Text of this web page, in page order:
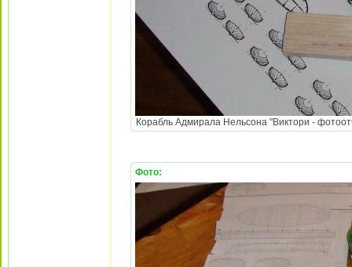
Корабль Адмирала Нельсона "Виктори -
Фото: